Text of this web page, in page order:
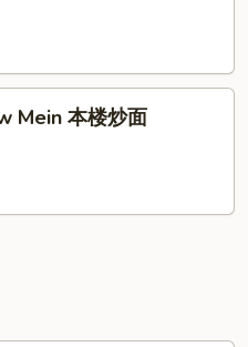
Mein 本楼炒面